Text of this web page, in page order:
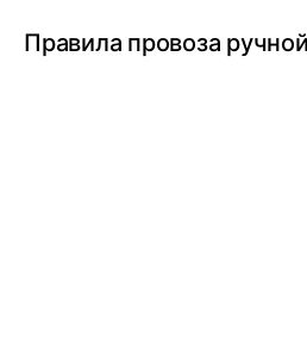
Правила провоза